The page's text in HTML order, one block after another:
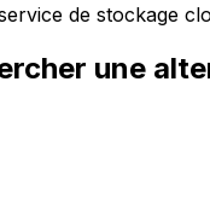
de stockage
une